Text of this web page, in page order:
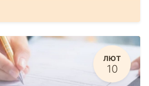
ЛЮТ
10